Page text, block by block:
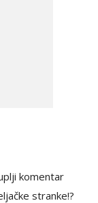
komentar
stranke!?